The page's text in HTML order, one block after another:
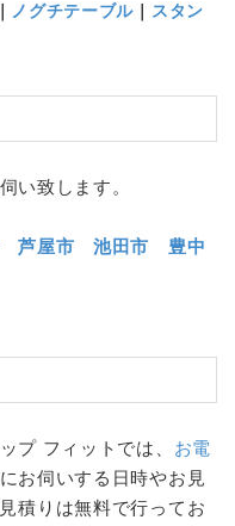
ノグチテーブル
スタン
い致します。
芦屋市 池田市
豊中
プ フィットでは、 お電
お伺いする日時やお見
積りは無料で行ってお